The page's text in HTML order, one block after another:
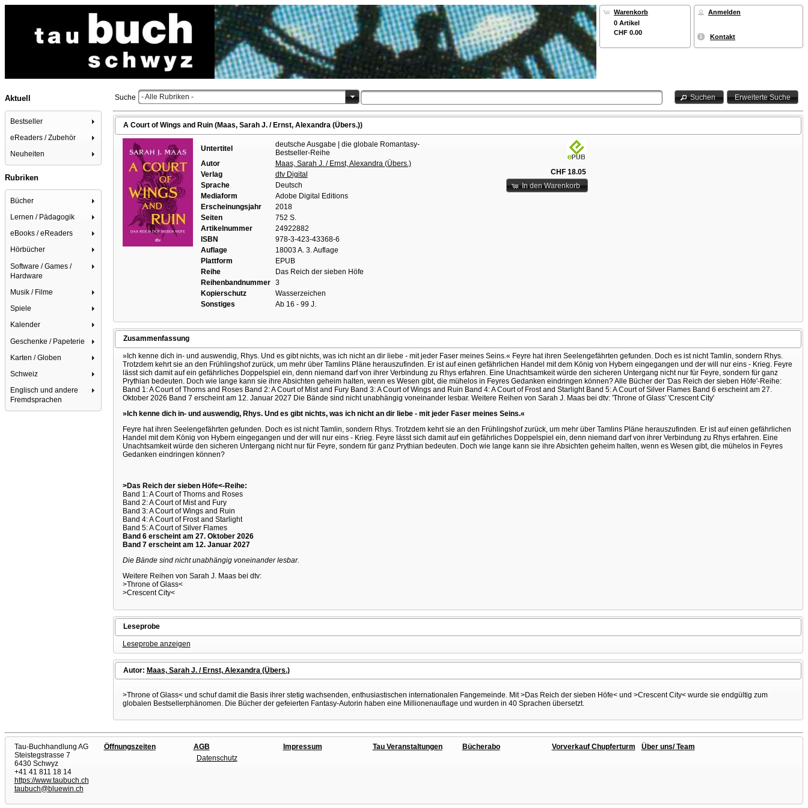
Warenkorb
0 Artikel
CHF 0.00
Anmelden
Kontakt
Aktuell
Bestseller
eReaders / Zubehör
Neuheiten
Rubriken
Bücher
Lernen / Pädagogik
eBooks / eReaders
Hörbücher
Software / Games /
Hardware
Musik / Filme
Spiele
Kalender
Geschenke / Papeterie
Karten / Globen
Schweiz
Englisch und andere
Fremdsprachen
Suche - Alle Rubriken - Suchen Erweiterte Suche
A Court of Wings and Ruin (Maas, Sarah J. / Ernst, Alexandra (Übers.))
Untertitel
deutsche Ausgabe | die globale Romantasy-
Bestseller-Reihe
Autor
Maas, Sarah J. / Ernst, Alexandra (Übers.)
Verlag
dtv Digital
Sprache
Deutsch
Mediaform
Adobe Digital Editions
Erscheinungsjahr
2018
Seiten
752 S.
Artikelnummer
24922882
ISBN
978-3-423-43368-6
Auflage
18003 A. 3. Auflage
Plattform
EPUB
Reihe
Das Reich der sieben Höfe
Reihenbandnummer
3
Kopierschutz
Wasserzeichen
Sonstiges
Ab 16 - 99 J.
CHF 18.05
In den Warenkorb
Zusammenfassung
»Ich kenne dich in- und auswendig, Rhys. Und es gibt nichts, was ich nicht an dir liebe - mit jeder Faser meines Seins.« Feyre hat ihren Seelengefährten gefunden. Doch es ist nicht Tamlin, sondern Rhys.
Trotzdem kehrt sie an den Frühlingshof zurück, um mehr über Tamlins Pläne herauszufinden. Er ist auf einen gefährlichen Handel mit dem König von Hybern eingegangen und der will nur eins - Krieg. Feyre
lässt sich damit auf ein gefährliches Doppelspiel ein, denn niemand darf von ihrer Verbindung zu Rhys erfahren. Eine Unachtsamkeit würde den sicheren Untergang nicht nur für Feyre, sondern für ganz
Prythian bedeuten. Doch wie lange kann sie ihre Absichten geheim halten, wenn es Wesen gibt, die mühelos in Feyres Gedanken eindringen können? Alle Bücher der 'Das Reich der sieben Höfe'-Reihe:
Band 1: A Court of Thorns and Roses Band 2: A Court of Mist and Fury Band 3: A Court of Wings and Ruin Band 4: A Court of Frost and Starlight Band 5: A Court of Silver Flames Band 6 erscheint am 27.
Oktober 2026 Band 7 erscheint am 12. Januar 2027 Die Bände sind nicht unabhängig voneinander lesbar. Weitere Reihen von Sarah J. Maas bei dtv: 'Throne of Glass' 'Crescent City'
»Ich kenne dich in- und auswendig, Rhys. Und es gibt nichts, was ich nicht an dir liebe - mit jeder Faser meines Seins.«
Feyre hat ihren Seelengefährten gefunden. Doch es ist nicht Tamlin, sondern Rhys. Trotzdem kehrt sie an den Frühlingshof zurück, um mehr über Tamlins Pläne herauszufinden. Er ist auf einen gefährlichen
Handel mit dem König von Hybern eingegangen und der will nur eins - Krieg. Feyre lässt sich damit auf ein gefährliches Doppelspiel ein, denn niemand darf von ihrer Verbindung zu Rhys erfahren. Eine
Unachtsamkeit würde den sicheren Untergang nicht nur für Feyre, sondern für ganz Prythian bedeuten. Doch wie lange kann sie ihre Absichten geheim halten, wenn es Wesen gibt, die mühelos in Feyres
Gedanken eindringen können?
>Das Reich der sieben Höfe<-Reihe:
Band 1: A Court of Thorns and Roses
Band 2: A Court of Mist and Fury
Band 3: A Court of Wings and Ruin
Band 4: A Court of Frost and Starlight
Band 5: A Court of Silver Flames
Band 6 erscheint am 27. Oktober 2026
Band 7 erscheint am 12. Januar 2027
Die Bände sind nicht unabhängig voneinander lesbar.
Weitere Reihen von Sarah J. Maas bei dtv:
>Throne of Glass<
>Crescent City<
Leseprobe
Leseprobe anzeigen
Autor: Maas, Sarah J. / Ernst, Alexandra (Übers.)
>Throne of Glass< und schuf damit die Basis ihrer stetig wachsenden, enthusiastischen internationalen Fangemeinde. Mit >Das Reich der sieben Höfe< und >Crescent City< wurde sie endgültig zum
globalen Bestsellerphänomen. Die Bücher der gefeierten Fantasy-Autorin haben eine Millionenauflage und wurden in 40 Sprachen übersetzt.
Tau-Buchhandlung AG
Steistegstrasse 7
6430 Schwyz
+41 41 811 18 14
https://www.taubuch.ch
taubuch@bluewin.ch
Öffnungszeiten
AGB
Datenschutz
Impressum Tau Veranstaltungen Bücherabo Vorverkauf Chupferturm Über uns/ Team